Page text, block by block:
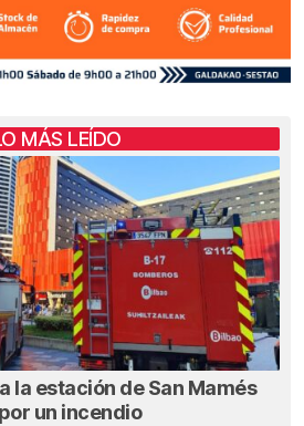
MÁS LEÍDO
la estación de San Mamés
un incendio